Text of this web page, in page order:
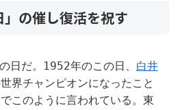
」の催し復活を祝す
日だ。1952年のこの日、 白井
界チャンピオンになったこと
このように言われている。東